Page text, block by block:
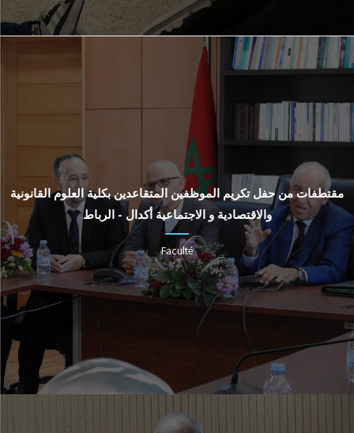
مقتطفات من حفل تكريم الموظفين المتقاعدين بكلية العلوم القانونية
والاقتصادية و الاجتماعية أكدال - الرباط
Faculté